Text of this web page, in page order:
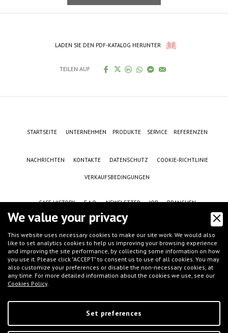
LADEN SIE DEN PDF-KATALOG HERUNTER
TEILEN AUF
STARTSEITE UNTERNEHMEN PRODUKTE SERVICE REFERENZEN
NACHRICHTEN KONTAKTE DATENSCHUTZ COOKIE-RICHTLINIE
VERKAUFSBEDINGUNGEN
CASE HISTORY F.A.Q. NEWSLETTER JOB BRANCHEN
©IFT S.r.l.- Via G.Galilei, 8 - 46032 Castelbelforte (MN), Italy - tel.
P.IVA: 02233400205 | C.C.I.A.A. di MN 02233400205 - REA: MN-235528 | Share
capital (i.v.): € 50.000,00 | PEC: ift@messaggipec.it
We value your privacy
This website uses necessary cookies to make our site work. We would also
like to set analytics cookies to help us improving your browsing experience
and improving the site performance, by collecting some information on how
you use it. Please click "ACCEPT" to consent us to use of all cookies. You may
also customize your preferences or disable the non-necessary cookies, at
any time. For more detailed information about the cookies we use, see our
Cookies Policy.
Set preferences